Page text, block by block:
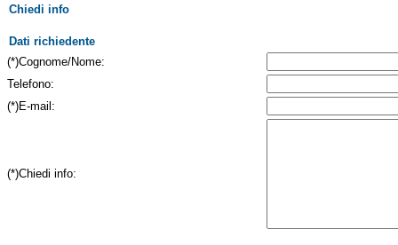
Chiedi info
Dati richiedente
(*)Cognome/Nome:
Telefono:
(*)E-mail:
(*)Chiedi info: